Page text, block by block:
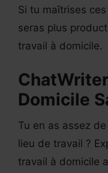
Si tu maîtrises
seras plus
travail à domicile.
Domicile
Tu en as assez
lieu de travail ?
travail à domicile